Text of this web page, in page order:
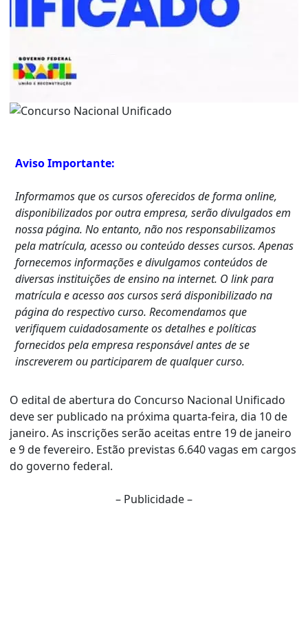
Aviso Importante:
Informamos que os cursos oferecidos de forma online,
disponibilizados por outra empresa, serão divulgados em
nossa página. No entanto, não nos responsabilizamos
pela matrícula, acesso ou conteúdo desses cursos. Apenas
fornecemos informações e divulgamos conteúdos de
diversas instituições de ensino na internet. O link para
matrícula e acesso aos cursos será disponibilizado na
página do respectivo curso. Recomendamos que
verifiquem cuidadosamente os detalhes e políticas
fornecidos pela empresa responsável antes de se
inscreverem ou participarem de qualquer curso.
O edital de abertura do Concurso Nacional Unificado
deve ser publicado na próxima quarta-feira, dia 10 de
janeiro. As inscrições serão aceitas entre 19 de janeiro
e 9 de fevereiro. Estão previstas 6.640 vagas em cargos
do governo federal.
– Publicidade –